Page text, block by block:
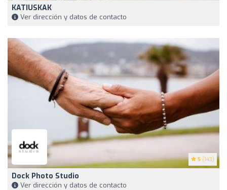
KATIUSKAK
Ver dirección y datos de contacto
5 (143)
Dock Photo Studio
Ver dirección y datos de contacto